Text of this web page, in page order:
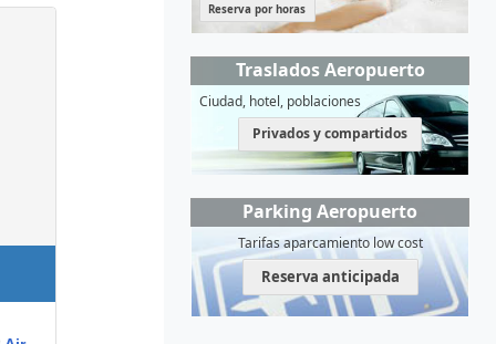
Reserva por horas
Traslados Aeropuerto
Ciudad, hotel, poblaciones
Privados y compartidos
Parking Aeropuerto
Tarifas aparcamiento low cost
Reserva anticipada